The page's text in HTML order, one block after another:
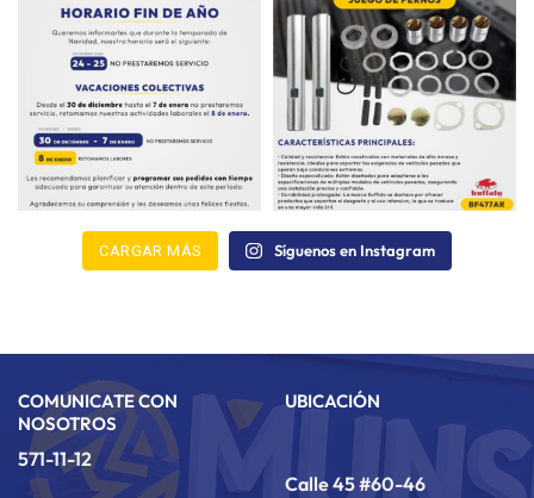
CARGAR MÁS Síguenos en Instagram
COMUNICATE CON
NOSOTROS
571-11-12
UBICACIÓN
Calle 45 #60-46